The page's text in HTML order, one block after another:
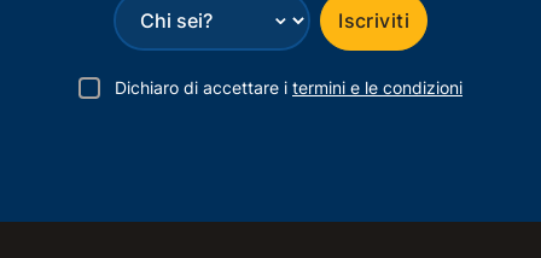
⌄ Iscriviti
Dichiaro di accettare i termini e le condizioni